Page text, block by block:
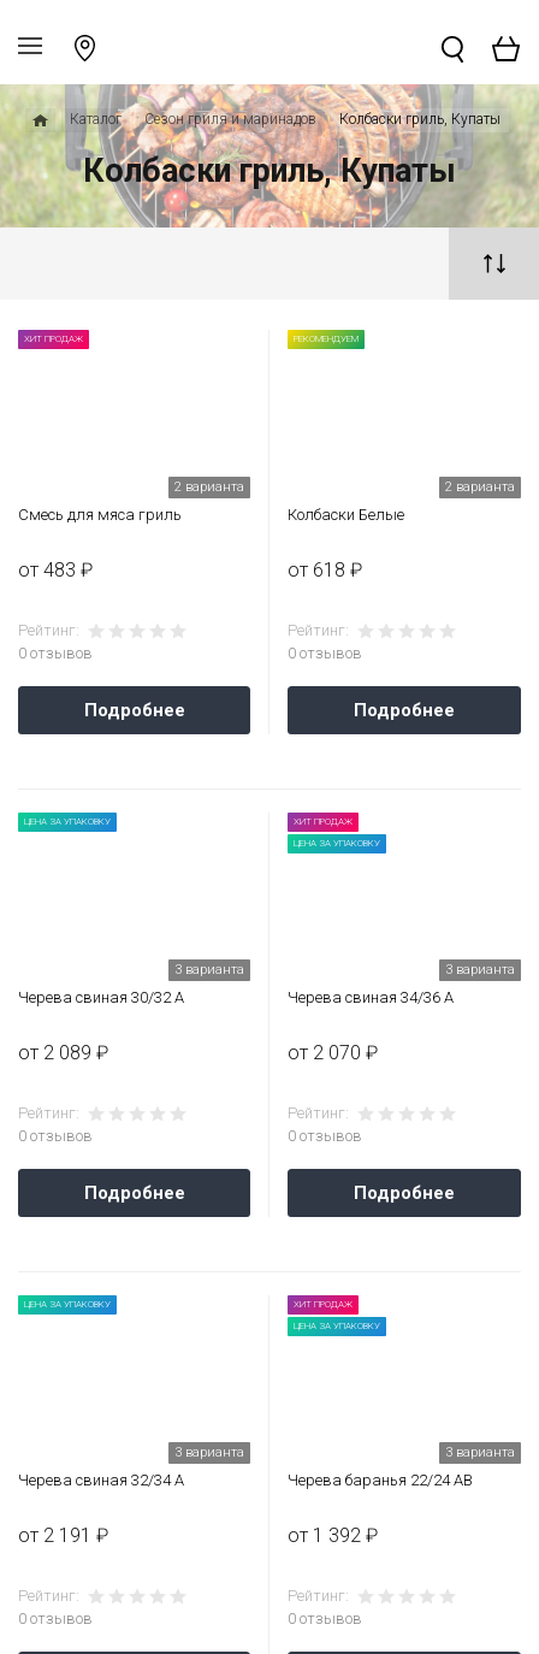
Каталог Сезон гриля и маринадов Колбаски гриль, Купаты
Колбаски гриль, Купаты
ХИТ ПРОДАЖ
2 варианта
Смесь для мяса гриль
от 483 ₽
Рейтинг:
0 отзывов
Подробнее
РЕКОМЕНДУЕМ
2 варианта
Колбаски Белые
от 618 ₽
Рейтинг:
0 отзывов
Подробнее
ЦЕНА ЗА УПАКОВКУ
3 варианта
Черева свиная 30/32 А
от 2 089 ₽
Рейтинг:
0 отзывов
Подробнее
ХИТ ПРОДАЖ
ЦЕНА ЗА УПАКОВКУ
3 варианта
Черева свиная 34/36 А
от 2 070 ₽
Рейтинг:
0 отзывов
Подробнее
ЦЕНА ЗА УПАКОВКУ
3 варианта
Черева свиная 32/34 А
от 2 191 ₽
Рейтинг:
0 отзывов
ХИТ ПРОДАЖ
ЦЕНА ЗА УПАКОВКУ
3 варианта
Черева баранья 22/24 АВ
от 1 392 ₽
Рейтинг:
0 отзывов